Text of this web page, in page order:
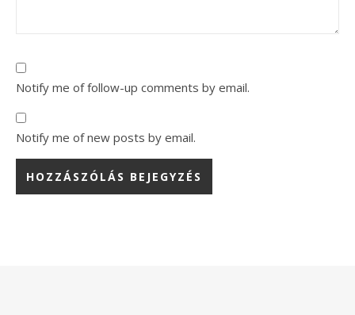
Notify me of follow-up comments by email.
Notify me of new posts by email.